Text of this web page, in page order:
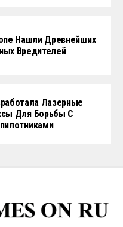
Нашли Древнейших
Вредителей
Лазерные
Для Борьбы С